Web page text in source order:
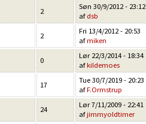
2
Søn 30/9/2012 - 23:12
af dsb
2
Fri 13/4/2012 - 20:53
afmiken
0
Lør 22/3/2014 - 18:34
afkildemoes
17
Tue 30/7/2019 - 20:23
afF.Ormstrup
24
Lør 7/11/2009 - 22:41
afjimmyoldtimer